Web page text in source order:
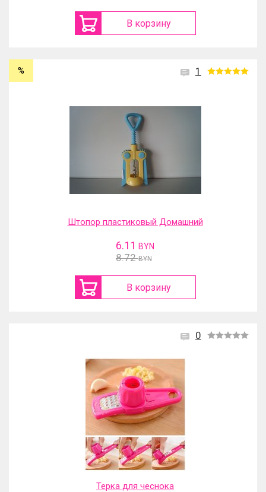
В корзину
1
%
Штопор пластиковый Домашний
6.11 BYN
8.72 BYN
В корзину
0
Терка для чеснока